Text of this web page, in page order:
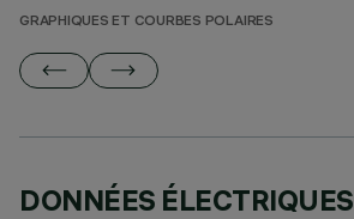
GRAPHIQUES ET COURBES POLAIRES
DONNÉES ÉLECTRIQUES